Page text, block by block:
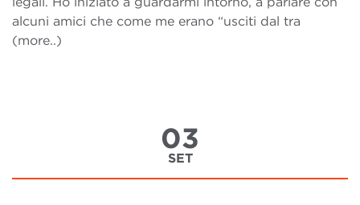
alcuni amici che come me erano “usciti dal tra
(more..)
03
SET